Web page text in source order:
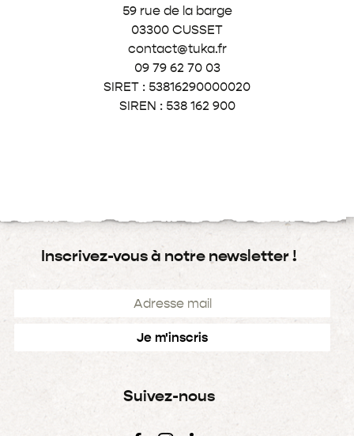
59 rue de la barge
03300 CUSSET
contact@tuka.fr
09 79 62 70 03
SIRET : 53816290000020
SIREN : 538 162 900
Inscrivez-vous à notre newsletter !
Suivez-nous